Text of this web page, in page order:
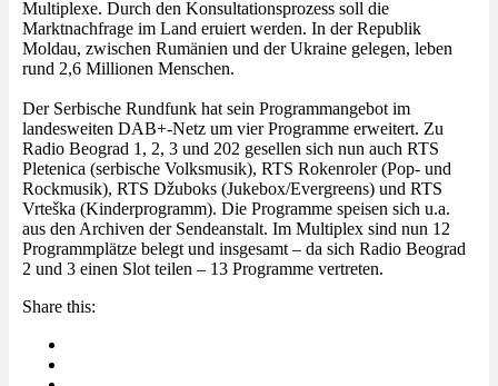
Multiplexe. Durch den Konsultationsprozess soll die
Marktnachfrage im Land eruiert werden. In der Republik
Moldau, zwischen Rumänien und der Ukraine gelegen, leben
rund 2,6 Millionen Menschen.
Der Serbische Rundfunk hat sein Programmangebot im
landesweiten DAB+-Netz um vier Programme erweitert. Zu
Radio Beograd 1, 2, 3 und 202 gesellen sich nun auch RTS
Pletenica (serbische Volksmusik), RTS Rokenroler (Pop- und
Rockmusik), RTS Džuboks (Jukebox/Evergreens) und RTS
Vrteška (Kinderprogramm). Die Programme speisen sich u.a.
aus den Archiven der Sendeanstalt. Im Multiplex sind nun 12
Programmplätze belegt und insgesamt – da sich Radio Beograd
2 und 3 einen Slot teilen – 13 Programme vertreten.
Share this: